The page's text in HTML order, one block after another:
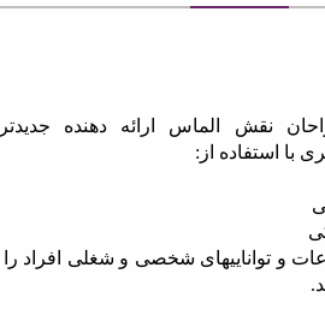
ارائه دهنده جدیدترین
از:
شخصی و شغلی افراد را در